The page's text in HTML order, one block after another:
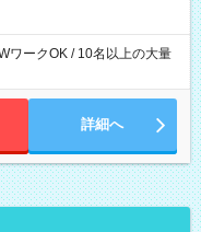
ワークOK / 10名以上の大量
詳細へ